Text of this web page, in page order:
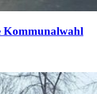
Kommunalwahl